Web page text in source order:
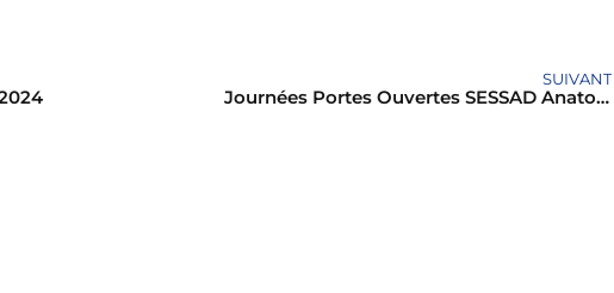
SUIVANT
Journées Portes Ouvertes SESSAD Anatole France